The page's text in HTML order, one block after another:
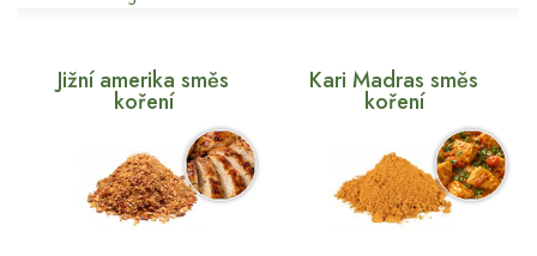
Jižní amerika směs
koření
Kari Madras směs
koření